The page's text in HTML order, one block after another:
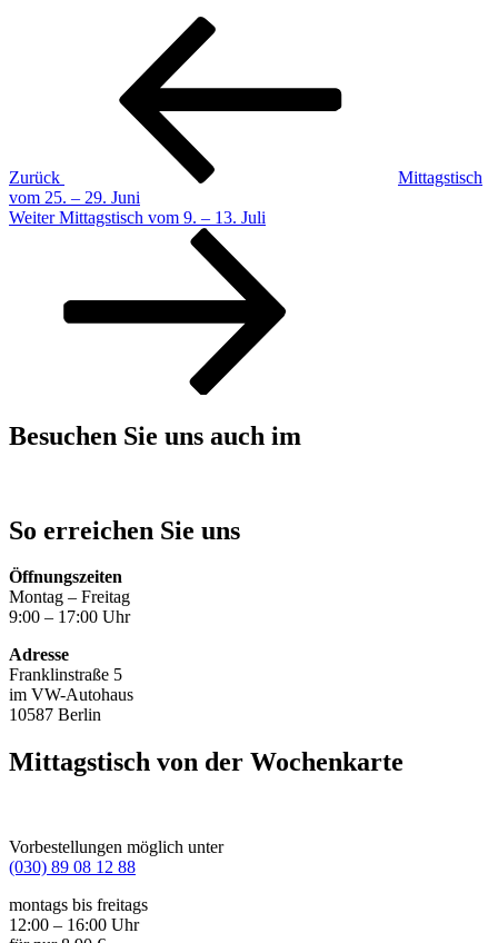
Beitragsnavigation
Zurück
Mittagstisch
vom 25. – 29. Juni
Nächster
Weiter Mittagstisch vom 9. – 13. Juli
Besuchen Sie uns auch im
So erreichen Sie uns
Öffnungszeiten
Montag – Freitag
9:00 – 17:00 Uhr
Adresse
Franklinstraße 5
im VW-Autohaus
10587 Berlin
Mittagstisch von der Wochenkarte
Vorbestellungen möglich unter
(030) 89 08 12 88
montags bis freitags
12:00 – 16:00 Uhr